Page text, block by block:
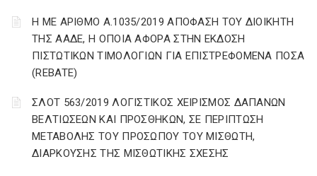
Η ΜΕ ΑΡΙΘΜΟ Α.1035/2019 ΑΠΟΦΑΣΗ ΤΟΥ ΔΙΟΙΚΗΤΗ
ΤΗΣ ΑΑΔΕ, Η ΟΠΟΙΑ ΑΦΟΡΑ ΣΤΗΝ ΕΚΔΟΣΗ
ΠΙΣΤΩΤΙΚΩΝ ΤΙΜΟΛΟΓΙΩΝ ΓΙΑ ΕΠΙΣΤΡΕΦΟΜΕΝΑ ΠΟΣΑ
(REBATE)
ΣΛΟΤ 563/2019 ΛΟΓΙΣΤΙΚΟΣ ΧΕΙΡΙΣΜΟΣ ΔΑΠΑΝΩΝ
ΒΕΛΤΙΩΣΕΩΝ ΚΑΙ ΠΡΟΣΘΗΚΩΝ, ΣΕ ΠΕΡΙΠΤΩΣΗ
ΜΕΤΑΒΟΛΗΣ ΤΟΥ ΠΡΟΣΩΠΟΥ ΤΟΥ ΜΙΣΘΩΤΗ,
ΔΙΑΡΚΟΥΣΗΣ ΤΗΣ ΜΙΣΘΩΤΙΚΗΣ ΣΧΕΣΗΣ